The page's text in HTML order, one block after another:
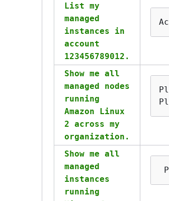
List my
managed
instances in
account
123456789012.
Show me all
managed nodes
running
Amazon Linux
2 across my
organization.
Show me all
managed
instances
running